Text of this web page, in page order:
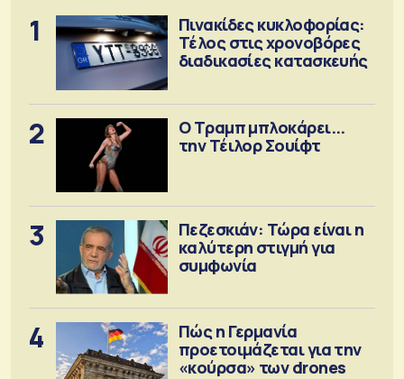
1
Πινακίδες κυκλοφορίας:
Τέλος στις χρονοβόρες
διαδικασίες κατασκευής
2
Ο Τραμπ μπλοκάρει...
την Τέιλορ Σουίφτ
3
Πεζεσκιάν: Τώρα είναι η
καλύτερη στιγμή για
συμφωνία
4
Πώς η Γερμανία
προετοιμάζεται για την
«κούρσα» των drones